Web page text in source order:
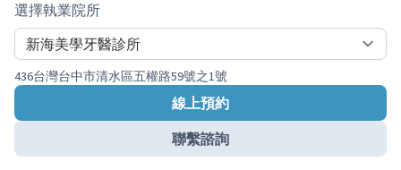
選擇執業院所
436台灣台中市清水區五權路59號之1號
線上預約
聯繫諮詢